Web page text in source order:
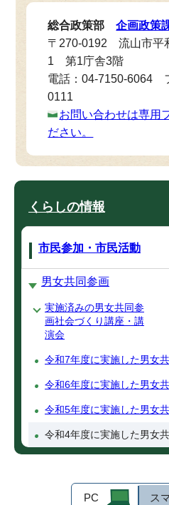
総合政策部企画政策
〒270-0192 流山市平
1 第1庁舎3階
電話：04-7150-6064
0111
お問い合わせは専用
ださい。
くらしの情報
市民参加・市民活動
男女共同参画
実施済みの男女共同参
画社会づくり講座・講
演会
令和7年度に実施した男女
令和6年度に実施した男女
令和5年度に実施した男女
令和4年度に実施した男女
PC ス